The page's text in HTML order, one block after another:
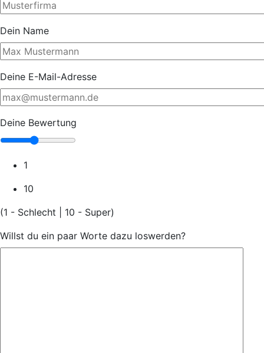
Dein Name
Deine E-Mail-Adresse
Deine Bewertung
1
10
(1 - Schlecht | 10 - Super)
Willst du ein paar Worte dazu loswerden?